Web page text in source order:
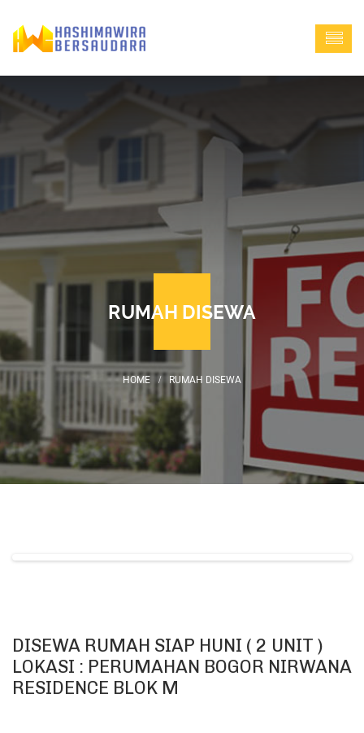
RUMAH DISEWA
RUMAH DISEWA
DISEWA RUMAH SIAP HUNI ( 2 UNIT )
LOKASI : PERUMAHAN BOGOR NIRWANA
RESIDENCE BLOK M